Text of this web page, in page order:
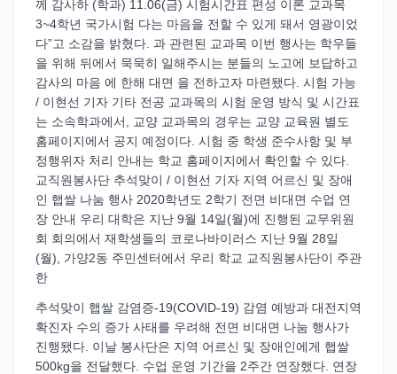
께 감사하 (학과) 11.06(금) 시험시간표 편성 이론 교과목
3~4학년 국가시험 다는 마음을 전할 수 있게 돼서 영광이었
다”고 소감을 밝혔다. 과 관련된 교과목 이번 행사는 학우들
을 위해 뒤에서 묵묵히 일해주시는 분들의 노고에 보답하고
감사의 마음 에 한해 대면 을 전하고자 마련됐다. 시험 가능
/ 이현선 기자 기타 전공 교과목의 시험 운영 방식 및 시간표
는 소속학과에서, 교양 교과목의 경우는 교양 교육원 별도
홈페이지에서 공지 예정이다. 시험 중 학생 준수사항 및 부
정행위자 처리 안내는 학교 홈페이지에서 확인할 수 있다.
교직원봉사단 추석맞이 / 이현선 기자 지역 어르신 및 장애
인 햅쌀 나눔 행사 2020학년도 2학기 전면 비대면 수업 연
장 안내 우리 대학은 지난 9월 14일(월)에 진행된 교무위원
회 회의에서 재학생들의 코로나바이러스 지난 9월 28일
(월), 가양2동 주민센터에서 우리 학교 교직원봉사단이 주관
한
추석맞이 햅쌀 감염증-19(COVID-19) 감염 예방과 대전지역
확진자 수의 증가 사태를 우려해 전면 비대면 나눔 행사가
진행됐다. 이날 봉사단은 지역 어르신 및 장애인에게 햅쌀
500kg을 전달했다. 수업 운영 기간을 2주간 연장했다. 연장